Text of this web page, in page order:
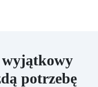
potrzebę